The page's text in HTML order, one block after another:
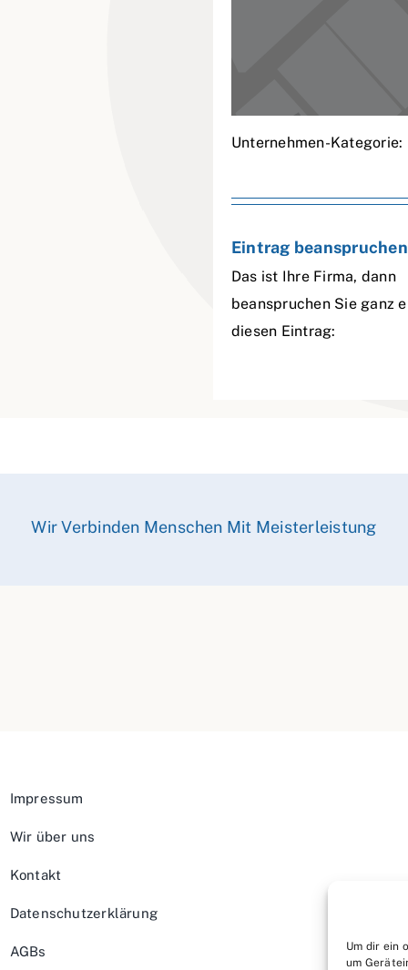
Um dir ein
um
Unternehmen-Kategorie:
Eintrag
Das ist Ihre Firma, dann
beanspruchen Sie ganz
diesen Eintrag:
Wir Verbinden Menschen Mit Meisterleistung
Impressum
Wir über uns
Kontakt
Datenschutzerklärung
AGBs